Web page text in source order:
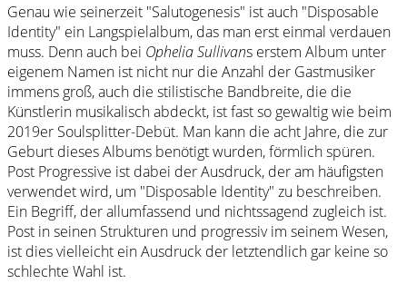
Genau wie seinerzeit "Salutogenesis" ist auch "Disposable
Identity" ein Langspielalbum, das man erst einmal verdauen
muss. Denn auch bei Ophelia Sullivans erstem Album unter
eigenem Namen ist nicht nur die Anzahl der Gastmusiker
immens groß, auch die stilistische Bandbreite, die die
Künstlerin musikalisch abdeckt, ist fast so gewaltig wie beim
2019er Soulsplitter-Debüt. Man kann die acht Jahre, die zur
Geburt dieses Albums benötigt wurden, förmlich spüren.
Post Progressive ist dabei der Ausdruck, der am häufigsten
verwendet wird, um "Disposable Identity" zu beschreiben.
Ein Begriff, der allumfassend und nichtssagend zugleich ist.
Post in seinen Strukturen und progressiv im seinem Wesen,
ist dies vielleicht ein Ausdruck der letztendlich gar keine so
schlechte Wahl ist.